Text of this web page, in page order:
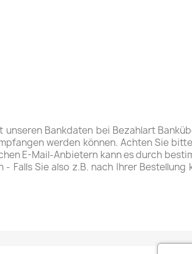
Bankdaten bei Bezahlart
werden können. Achten Sie
E-Mail-Anbietern kann es durch
Falls Sie also z.B. nach Ihrer